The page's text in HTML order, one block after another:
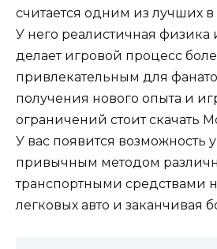
считается одним из лучших в
У него реалистичная физика
делает игровой процесс
привлекательным для
получения нового опыта и
ограничений стоит скачать
У вас появится возможность
привычным методом
транспортными средствами
легковых авто и заканчивая